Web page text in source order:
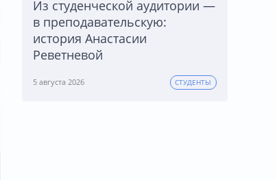
Из студенческой аудитории —
в преподавательскую:
история Анастасии
Реветневой
5 августа 2026 СТУДЕНТЫ